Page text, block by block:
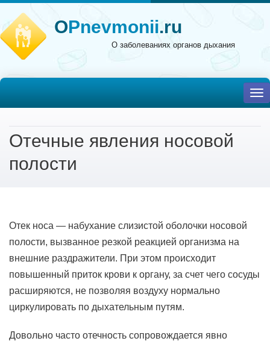
OPnevmonii.ru
О заболеваниях органов дыхания
Отечные явления носовой
полости
Отек носа — набухание слизистой оболочки носовой
полости, вызванное резкой реакцией организма на
внешние раздражители. При этом происходит
повышенный приток крови к органу, за счет чего сосуды
расширяются, не позволяя воздуху нормально
циркулировать по дыхательным путям.
Довольно часто отечность сопровождается явно